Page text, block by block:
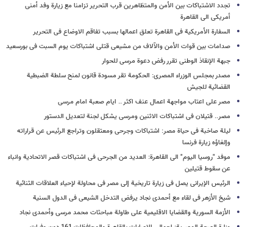
تجدد الاشتباکات بین الأمن والمتظاهرین قرب التحریر تزامنا مع زیارة وفد أمنی
أمریکی الى القاهرة
السفارة الأمریکیة فی القاهرة تعلق اعمالها بسبب تفاقم الاوضاع فی التحریر
صدامات بین قوات الأمن والآلاف من مشیعی قتلى اشتباکات یوم السبت فی بورسعید
جبهة الإنقاذ الوطنی تقرر رفض دعوة مرسی للحوار
مصدر بمجلس الوزراء المصری: الحکومة تقر مسودة قانون لمنح سلطة الضبطیة
القضائیة للجیش
مصر على اعتاب مواجهة اعمال عنف اکثر .. ایام صعبة امام مرسی
مصر.. قتیلان فی اشتباکات الاثنین ومرسی یشکل لجنة لتعدیل الدستور
لیلة صاخبة فی حیاة مصر: اشتباکات وجرحى ومعتقلون وتراجع الرئیس عن قراراته
وإلغاؤه زیارة فرنسا
موفد "روسیا الیوم" الى القاهرة: العدید من الجرحى فی اشتباکات قصر الاتحادیة وانباء
عن سقوط قتیلین
الرئیس الإیرانی یصل فی زیارة تاریخیة إلى مصر فی محاولة لإحیاء العلاقات الثنائیة
شیخ الأزهر فی لقاء مع أحمدی نجاد یرفض التدخل الشیعی فی الدول السنیة
الأزمة السوریة والقضایا الاقلیمیة على طاولة مباحثات محمد مرسی وأحمدی نجاد